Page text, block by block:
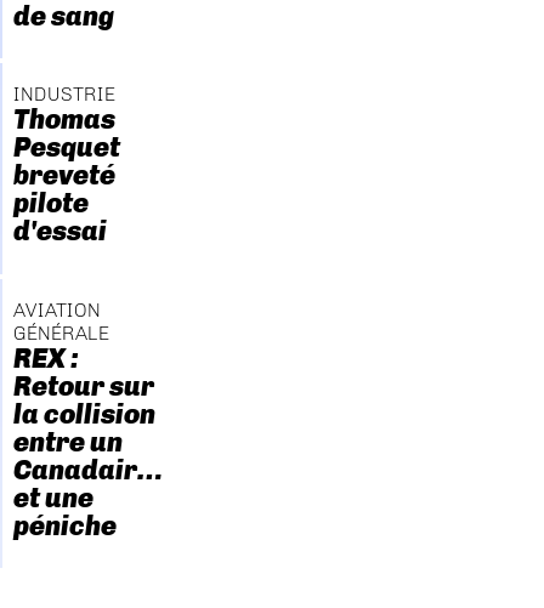
de sang
INDUSTRIE
Thomas
Pesquet
breveté
pilote
d'essai
AVIATION
GÉNÉRALE
REX :
Retour sur
la collision
entre un
Canadair…
et une
péniche